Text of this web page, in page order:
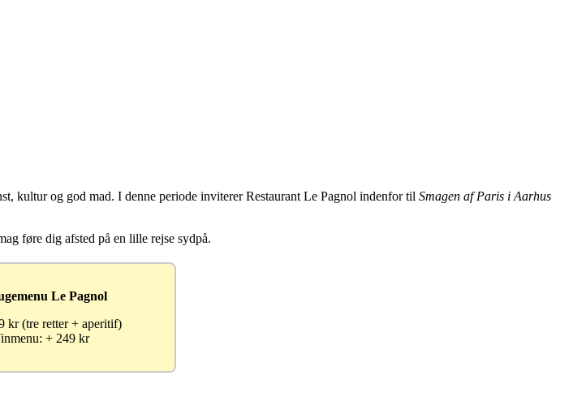
kultur og god mad. I denne periode inviterer Restaurant Le Pagnol indenfor til Smagen af Paris i Aarhus
føre dig afsted på en lille rejse sydpå.
Le Pagnol
kr (tre retter + aperitif)
+ 249 kr